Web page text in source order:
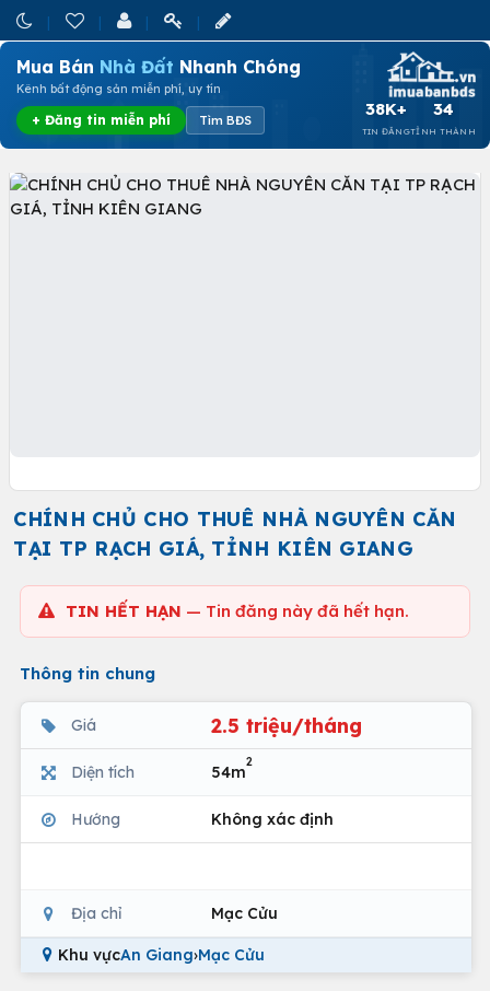
Mua Bán Nhà Đất Nhanh Chóng
Kênh bất động sản miễn phí, uy tín
+ Đăng tin miễn phí Tìm BĐS
38K+
TIN ĐĂNG
34
TỈNH THÀNH
CHÍNH CHỦ CHO THUÊ NHÀ NGUYÊN CĂN
TẠI TP RẠCH GIÁ, TỈNH KIÊN GIANG
TIN HẾT HẠN — Tin đăng này đã hết hạn.
Thông tin chung
Giá 2.5 triệu/tháng
Diện tích 54m
2
Hướng Không xác định
Địa chỉ Mạc Cửu
Khu vựcAn Giang›Mạc Cửu